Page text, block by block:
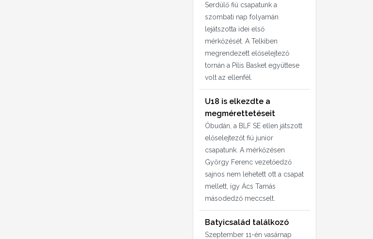
Serdülő fiú csapatunk a
szombati nap folyamán
lejátszotta idei első
mérkőzését. A Telkiben
megrendezett előselejtező
tornán a Pilis Basket együttese
volt az ellenfél.
U18 is elkezdte a
megmérettetéseit
Óbudán, a BLF SE ellen játszott
előselejtezőt fiú junior
csapatunk. A mérkőzésen
György Ferenc vezetőedző
sajnos nem lehetett ott a csapat
mellett, így Ács Tamás
másodedző meccselt.
Batyicsalád találkozó
Szeptember 11-én vasárnap